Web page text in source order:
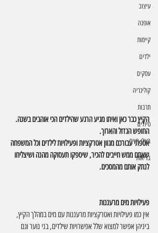
עיצוב
אופנה
קיימות
ילדים
עסקים
קולינריה
תרבות
טיולים
בעלי חיים
בריאות
הקיץ כבר כאן ואיתו מגיע הרגע שהילדים הכי אוהבים בשנה.
החופש הגדול והארוך.
אספתי עבורכם מגוון אטרקציות ופעילויות לילדים וכל המשפחה
שאתם ממש חייבים להכיר, שיספקו תעסוקה מהנה ושיצליחו
לנתק אותם מהמסכים.
פעילויות מים מרעננות
אין כמו פעילויות ואטרקציות מרעננות עם מים במהלך הקיץ,
ביניהן אפשר למצוא שלל אפשרויות שילדים, בני נוער וגם